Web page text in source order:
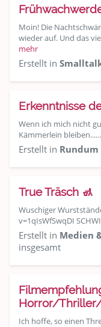
Moin! Die
wieder auf. Und das
mehr
Erstellt in
Erkenntnisse
Wenn ich mich nicht
Kämmerlein bleiben...…
Erstellt in Rundum
True Träsch 🚮
Wuschiger
v=1qIsWfSwqDI
Erstellt in Medien
insgesamt
Horror/
Ich hoffe, so einen